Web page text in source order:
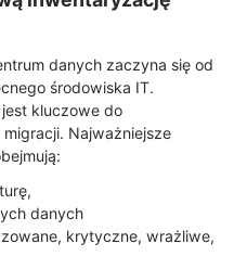
danych zaczyna się od
środowiska IT.
kluczowe do
Najważniejsze
danych
krytyczne, wrażliwe,